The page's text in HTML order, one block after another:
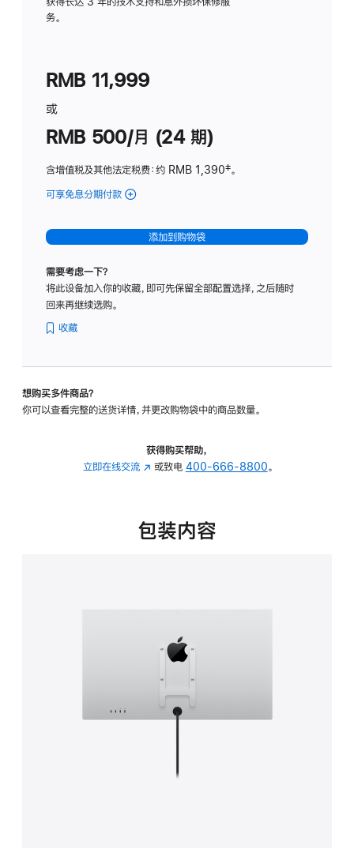
务。
RMB 11,999
或
RMB 500/月 (24 期)
含增值税及其他法定税费：约 RMB 1,390脚
‡。
可享免息分期付款 (Studio
-
标
璃
转
的
添加到购物袋
需要考虑一下？
将此设备加入你的收藏，即可先保留全部配置选择，之后随时
回来再继续选购。
收藏
想购买多件商品？
你可以查看完整的送货详情，并更改购物袋中的商品数量。
获得购买帮助，
立即在线交流 (在
中
或致电 400-666-8800。
包装内容